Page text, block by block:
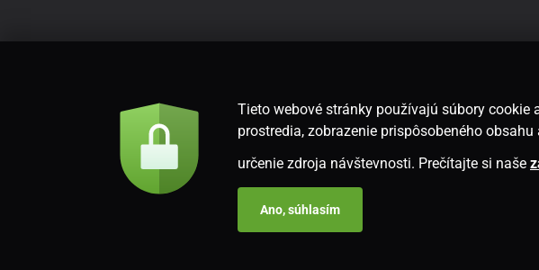
Tieto webové stránky používajú súbory cookie
prostredia, zobrazenie prispôsobeného
určenie zdroja návštevnosti. Prečítajte si naše
Ano, súhlasím